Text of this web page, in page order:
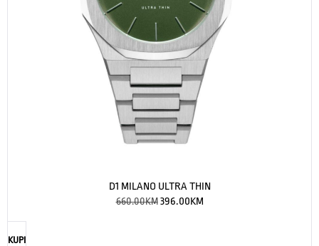
D1 MILANO ULTRA THIN
660.00KM 396.00KM
KUPI